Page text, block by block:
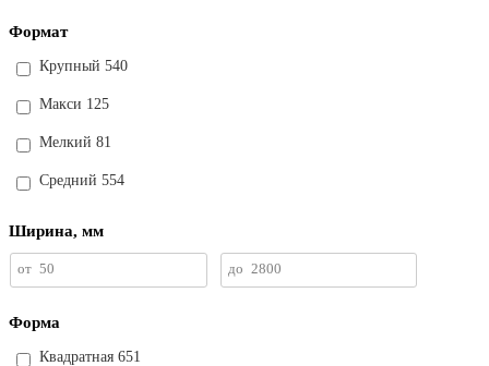
Формат
Крупный 540
Макси 125
Мелкий 81
Средний 554
Ширина, мм
от 50 до 2800
Форма
Квадратная 651